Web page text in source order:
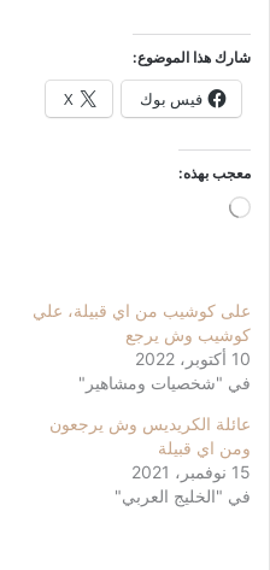
شارك هذا الموضوع:
فيس بوك X
معجب بهذه:
جاري
على كوشيب من اي قبيلة، علي
كوشيب وش يرجع
10 أكتوبر، 2022
في "شخصيات ومشاهير"
عائلة الكريديس وش يرجعون
ومن اي قبيلة
15 نوفمبر، 2021
في "الخليج العربي"